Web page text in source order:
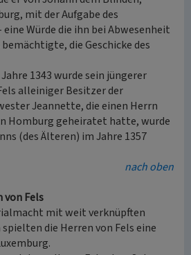
mit der Aufgabe des
Würde die ihn bei Abwesenheit
die Geschicke des
1343 wurde sein jüngerer
alleiniger Besitzer der
Jeannette, die einen Herrn
Homburg geheiratet hatte, wurde
(des Älteren) im Jahre 1357
nach oben
von Fels
mit weit verknüpften
die Herren von Fels eine